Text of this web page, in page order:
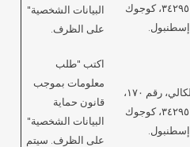
صفاقي، ٣٤٢٩٥، كوجوك
البيانات الشخصية"
على الظرف.
شارع هالكالي، رقم ١٧٠،
صفاقي، ٣٤٢٩٥، كوجوك
اكتب "طلب
معلومات بموجب
قانون حماية
البيانات الشخصية"
على الظرف. سيتم